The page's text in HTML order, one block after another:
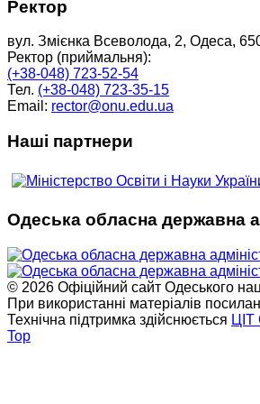
Ректор
вул. Змієнка Всеволода, 2, Одеса,
Ректор (приймальня):
(+38-048) 723-52-54
Тел. (+38-048) 723-35-15
Email: rector@onu.edu.ua
Наші партнери
Одеська обласна державна
© 2026 Офіційний сайт Одеського
При використанні матеріалів
Технічна підтримка здійснюється
Top